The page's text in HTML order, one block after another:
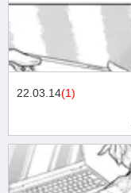
22.03.14(1)